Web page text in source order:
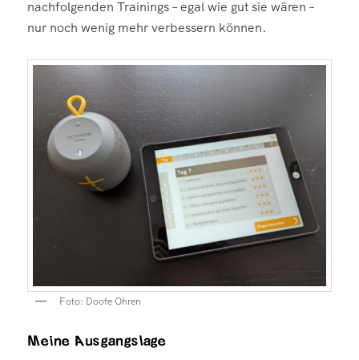
nachfolgenden Trainings – egal wie gut sie wären –
nur noch wenig mehr verbessern können.
Foto: Doofe Ohren
Meine Ausgangslage